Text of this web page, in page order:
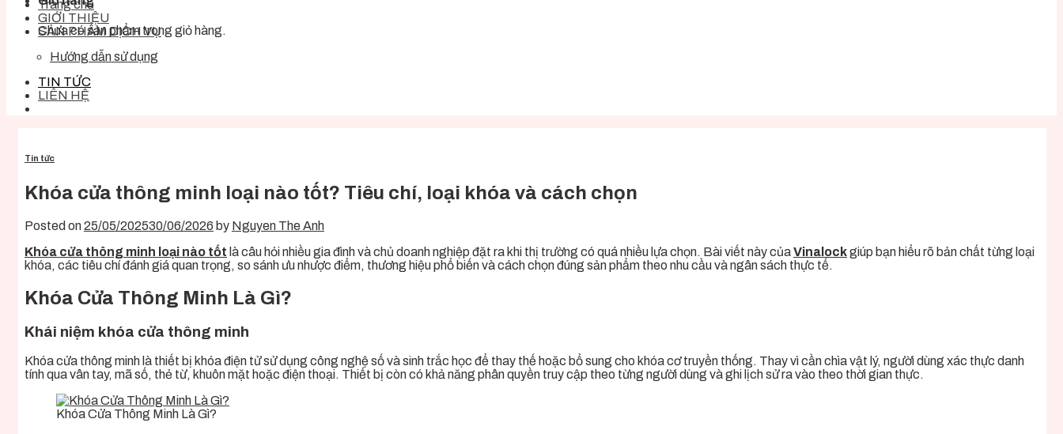
Chưa có sản phẩm trong giỏ hàng.
Trang chủ
GIỚI THIỆU
SẢN PHẨM DỊCH VỤ
Hướng dẫn sử dụng
TIN TỨC
LIÊN HỆ
Tin tức
Khóa cửa thông minh loại nào tốt? Tiêu chí, loại khóa và cách chọn
Posted on25/05/202530/06/2026 by Nguyen The Anh
Khóa cửa thông minh loại nào tốt là câu hỏi nhiều gia đình và chủ doanh nghiệp đặt ra khi thị trường có quá nhiều lựa chọn. Bài viết này củaVinalockgiúp bạn hiểu rõ bản chất từng loại
khóa, các tiêu chí đánh giá quan trọng, so sánh ưu nhược điểm, thương hiệu phổ biến và cách chọn đúng sản phẩm theo nhu cầu và ngân sách thực tế.
Khóa Cửa Thông Minh Là Gì?
Khái niệm khóa cửa thông minh
Khóa cửa thông minh là thiết bị khóa điện tử sử dụng công nghệ số và sinh trắc học để thay thế hoặc bổ sung cho khóa cơ truyền thống. Thay vì cần chìa vật lý, người dùng xác thực danh
tính qua vân tay, mã số, thẻ từ, khuôn mặt hoặc điện thoại. Thiết bị còn có khả năng phân quyền truy cập theo từng người dùng và ghi lịch sử ra vào theo thời gian thực.
Khóa Cửa Thông Minh Là Gì?